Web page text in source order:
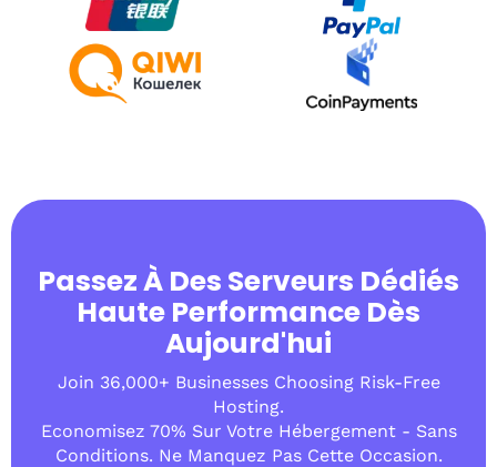
Passez À Des Serveurs Dédiés
Haute Performance Dès
Aujourd'hui
Join 36,000+ Businesses Choosing Risk-Free
Hosting.
Economisez 70% Sur Votre Hébergement - Sans
Conditions. Ne Manquez Pas Cette Occasion.